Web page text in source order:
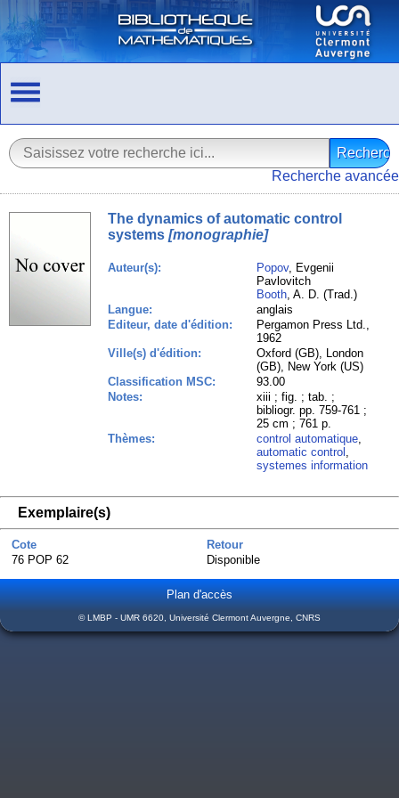
Recherche avancée
The dynamics of automatic control
systems [monographie]
Auteur(s): Popov, Evgenii
Pavlovitch
Booth, A. D. (Trad.)
Langue:
anglais
Editeur, date d'édition:
Pergamon Press Ltd.,
1962
Ville(s) d'édition:
Oxford (GB), London
(GB), New York (US)
Classification MSC:
93.00
Notes:
xiii ; fig. ; tab. ;
bibliogr. pp. 759-761 ;
25 cm ; 761 p.
Thèmes:
control automatique,
automatic control ,
systemes information
Exemplaire(s)
Cote
Retour
76 POP 62
Disponible
Plan d'accès
© LMBP - UMR 6620, Université Clermont Auvergne, CNRS